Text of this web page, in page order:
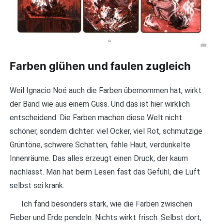
Farben glühen und faulen zugleich
Weil Ignacio Noé auch die Farben übernommen hat, wirkt
der Band wie aus einem Guss. Und das ist hier wirklich
entscheidend. Die Farben machen diese Welt nicht
schöner, sondern dichter: viel Ocker, viel Rot, schmutzige
Grüntöne, schwere Schatten, fahle Haut, verdunkelte
Innenräume. Das alles erzeugt einen Druck, der kaum
nachlässt. Man hat beim Lesen fast das Gefühl, die Luft
selbst sei krank.
Ich fand besonders stark, wie die Farben zwischen
Fieber und Erde pendeln. Nichts wirkt frisch. Selbst dort,